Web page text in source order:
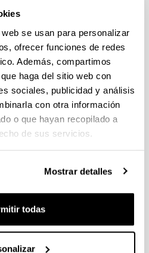
se usan para personalizar
ofrecer funciones de redes
Además, compartimos
haga del sitio web con
sociales, publicidad y análisis
con otra información
o que hayan recopilado a
de sus servicios.
Mostrar detalles
todas
de Bizkaia
Ingeniería de Bilbao(edificio
"Pitxitxi", n. 2/3
de Álava